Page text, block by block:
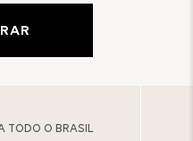
TODO O BRASIL